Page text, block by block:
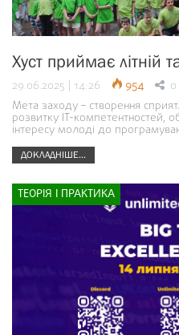
Хуст приймає літній
29.06.2025 | 14:26 954 0
Мета заходу – створення
розвитку ІТ-компетентностей,
інтересу молоді до
ДОКЛАДНІШЕ...
ТЕОРІЯ І ПРАКТИКА